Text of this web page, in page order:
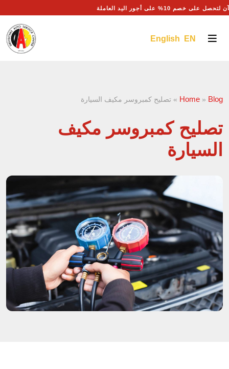
خصم 10% على أجور اليد العاملة
English EN
Home » Blog
» تصليح كمبروسر مكيف السيارة
تصليح كمبروسر مكيف
السيارة